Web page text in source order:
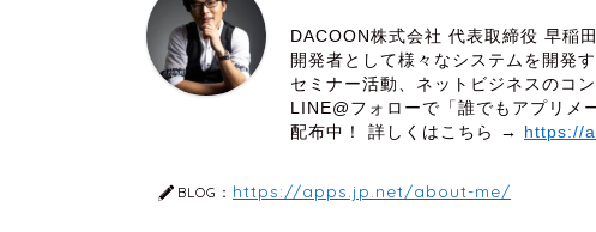
DACOON株式会社 代表取締役 早稲
開発者として様々なシステムを開発
セミナー活動、ネットビジネスのコ
LINE@フォローで「誰でもアプリメ
配布中！ 詳しくはこちら →
https://
BLOG： https://apps.jp.net/about-me/